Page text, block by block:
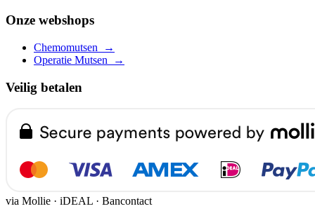
Onze webshops
Chemomutsen
→
Operatie Mutsen
→
Veilig betalen
via Mollie · iDEAL · Bancontact